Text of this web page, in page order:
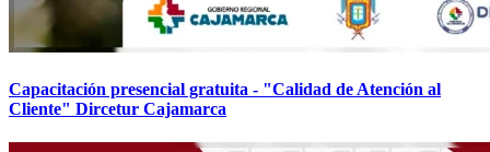
Capacitación presencial gratuita - "Calidad de Atención al
Cliente" Dircetur Cajamarca